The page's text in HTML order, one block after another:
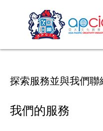
探索服務並與我們聯
我們的服務